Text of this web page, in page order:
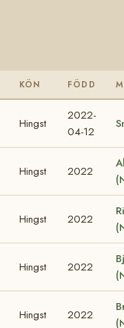
KÖN FÖDD
Hingst
2022-
04-12
Hingst 2022
Hingst 2022
Hingst 2022
Hingst 2022